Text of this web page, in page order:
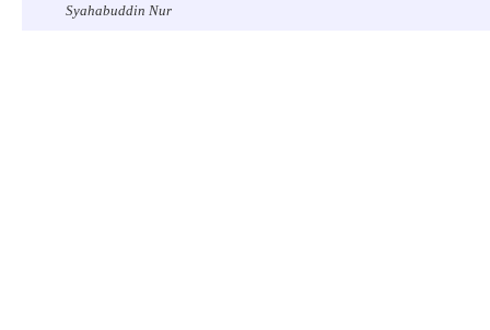
Syahabuddin Nur